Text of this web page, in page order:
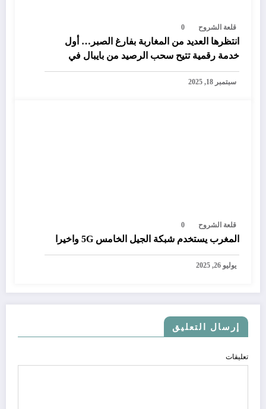
قلعة الشروح 0
انتظرها العديد من المغاربة بفارغ الصبر… أول
خدمة رقمية تتيح سحب الرصيد من بايبال في
المغرب
سبتمبر 18, 2025
قلعة الشروح 0
المغرب يستخدم شبكة الجيل الخامس 5G واخيرا
يوليو 26, 2025
إرسال التعليق
تعليقات